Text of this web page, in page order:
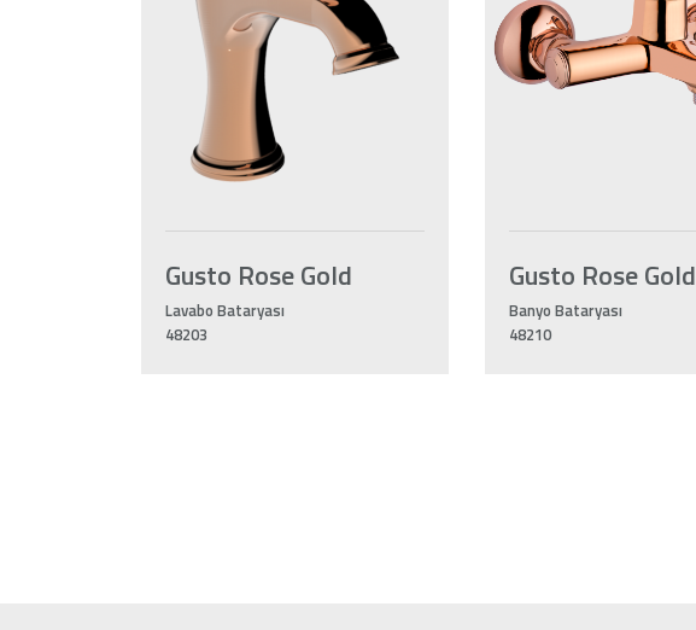
Gusto Rose Gold
Lavabo Bataryası
48203
Gusto Rose Gold
Banyo Bataryası
48210